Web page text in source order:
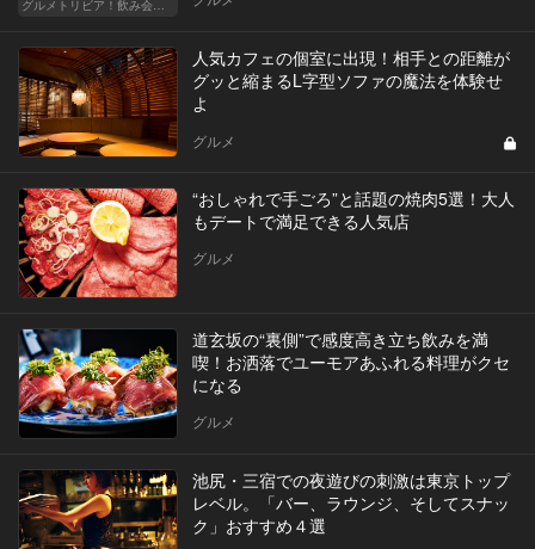
人気カフェの個室に出現！相手との距離が
グッと縮まるL字型ソファの魔法を体験せ
よ
グルメ
“おしゃれで手ごろ”と話題の焼肉5選！大人
もデートで満足できる人気店
グルメ
道玄坂の“裏側”で感度高き立ち飲みを満
喫！お洒落でユーモアあふれる料理がクセ
になる
グルメ
池尻・三宿での夜遊びの刺激は東京トップ
レベル。「バー、ラウンジ、そしてスナッ
ク」おすすめ４選